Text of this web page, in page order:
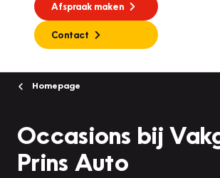
Afspraak maken
Contact
Homepage
Occasions bij
Prins Auto